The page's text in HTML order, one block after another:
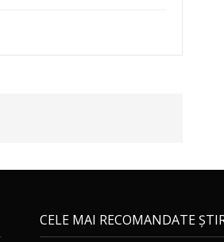
CELE MAI RECOMANDATE